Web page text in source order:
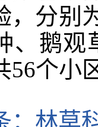
，分别
、鹅观
56个小
： 林草